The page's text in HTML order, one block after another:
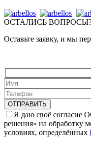
ОСТАЛИСЬ
Оставьте заявку, и мы
Я даю своё согласие
решения» на обработку
условиях, определённых